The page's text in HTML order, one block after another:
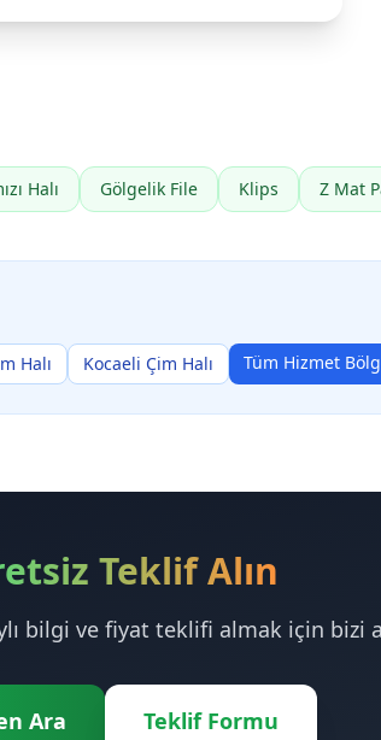
Halı Gölgelik File Klips Z Mat
Halı Kocaeli Çim Halı Tüm Hizmet
Teklif Alın
bilgi ve fiyat teklifi almak için bizi
Ara Teklif Formu